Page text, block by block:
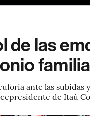
de las
ante las
de Itaú